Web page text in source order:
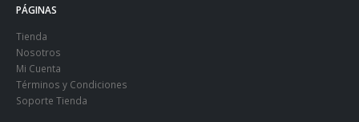
PÁGINAS
Tienda
Nosotros
Mi Cuenta
Términos y Condiciones
Soporte Tienda